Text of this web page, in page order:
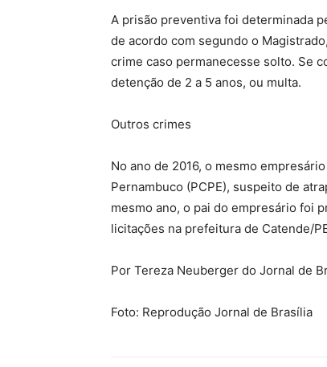
A prisão preventiva foi determinada
de acordo com segundo o
crime caso permanecesse solto. Se
detenção de 2 a 5 anos, ou multa.
Outros crimes
No ano de 2016, o mesmo
Pernambuco (PCPE), suspeito de
mesmo ano, o pai do empresário foi
licitações na prefeitura de Catende/
Por Tereza Neuberger do Jornal de
Foto: Reprodução Jornal de Brasília